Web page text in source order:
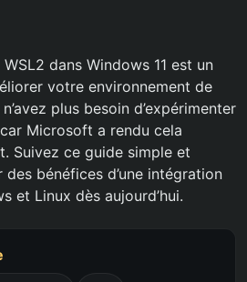
dans Windows 11 est un
votre environnement de
plus besoin d’expérimenter
Microsoft a rendu cela
Suivez ce guide simple et
bénéfices d’une intégration
et Linux dès aujourd’hui.